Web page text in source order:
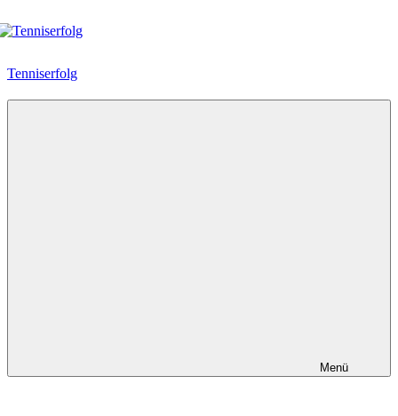
Inhalt
Tenniserfolg
Menü